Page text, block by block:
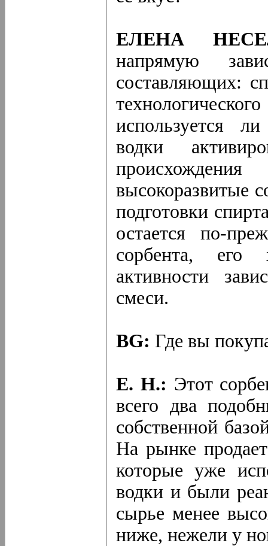
ЕЛЕНА
напрямую
составляющих:
используется
водки
высокоразвитые
подготовки
остается по-
сорбента, его
активности
смеси.
BG: Где вы
Е. Н.: Этот
всего два
собственной
На рынке
которые уже
водки и были
сырье менее
ниже, нежели у